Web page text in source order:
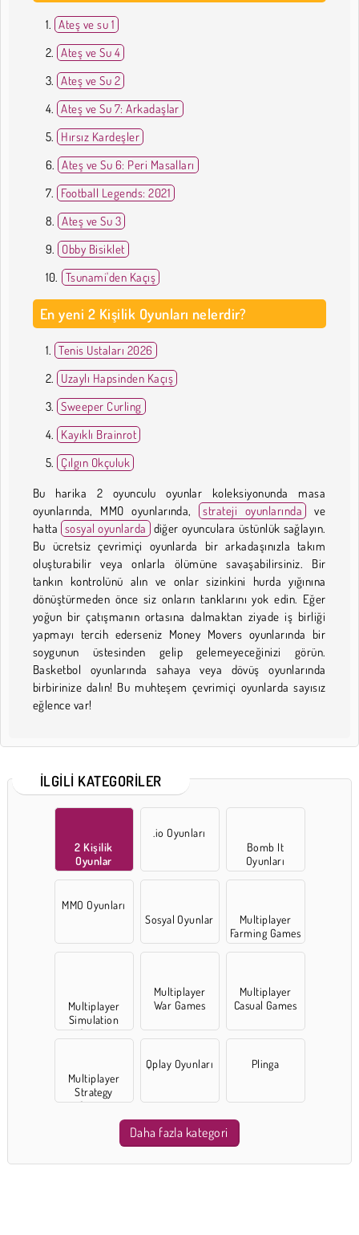
Ateş ve su 1
Ateş ve Su 4
Ateş ve Su 2
Ateş ve Su 7: Arkadaşlar
Hırsız Kardeşler
Ateş ve Su 6: Peri Masalları
Football Legends: 2021
Ateş ve Su 3
Obby Bisiklet
Tsunami'den Kaçış
En yeni 2 Kişilik Oyunları nelerdir?
Tenis Ustaları 2026
Uzaylı Hapsinden Kaçış
Sweeper Curling
Kayıklı Brainrot
Çılgın Okçuluk
Bu harika 2 oyunculu oyunlar koleksiyonunda masa
oyunlarında, MMO oyunlarında,
strateji oyunlarında
ve
hatta sosyal oyunlarda diğer oyunculara üstünlük sağlayın.
Bu ücretsiz çevrimiçi oyunlarda bir arkadaşınızla takım
oluşturabilir veya onlarla ölümüne savaşabilirsiniz. Bir
tankın kontrolünü alın ve onlar sizinkini hurda yığınına
dönüştürmeden önce siz onların tanklarını yok edin. Eğer
yoğun bir çatışmanın ortasına dalmaktan ziyade iş birliği
yapmayı tercih ederseniz Money Movers oyunlarında bir
soygunun üstesinden gelip gelemeyeceğinizi görün.
Basketbol oyunlarında sahaya veya dövüş oyunlarında
birbirinize dalın! Bu muhteşem çevrimiçi oyunlarda sayısız
eğlence var!
İLGILI KATEGORILER
2 Kişilik
Oyunlar
.io Oyunları
Bomb It
Oyunları
MMO Oyunları
Sosyal Oyunlar
Multiplayer
Farming Games
Multiplayer
Simulation
Games
Multiplayer
War Games
Multiplayer
Casual Games
Multiplayer
Strategy
Games
Qplay Oyunları Plinga
Daha fazla kategori